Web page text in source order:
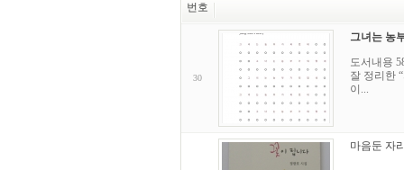
번호
30
그녀는 농
도서내용
잘 정리한
이...
마음둔 자